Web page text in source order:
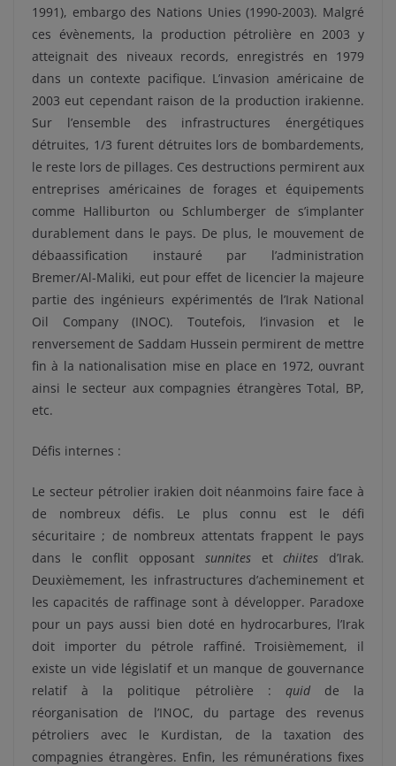
1991), embargo des Nations Unies (1990-2003). Malgré
ces évènements, la production pétrolière en 2003 y
atteignait des niveaux records, enregistrés en 1979
dans un contexte pacifique. L’invasion américaine de
2003 eut cependant raison de la production irakienne.
Sur l’ensemble des infrastructures énergétiques
détruites, 1/3 furent détruites lors de bombardements,
le reste lors de pillages. Ces destructions permirent aux
entreprises américaines de forages et équipements
comme Halliburton ou Schlumberger de s’implanter
durablement dans le pays. De plus, le mouvement de
débaassification instauré par l’administration
Bremer/Al-Maliki, eut pour effet de licencier la majeure
partie des ingénieurs expérimentés de l’Irak National
Oil Company (INOC). Toutefois, l’invasion et le
renversement de Saddam Hussein permirent de mettre
fin à la nationalisation mise en place en 1972, ouvrant
ainsi le secteur aux compagnies étrangères Total, BP,
etc.
Défis internes :
Le secteur pétrolier irakien doit néanmoins faire face à
de nombreux défis. Le plus connu est le défi
sécuritaire ; de nombreux attentats frappent le pays
dans le conflit opposant sunnitesetchiites d’Irak.
Deuxièmement, les infrastructures d’acheminement et
les capacités de raffinage sont à développer. Paradoxe
pour un pays aussi bien doté en hydrocarbures, l’Irak
doit importer du pétrole raffiné. Troisièmement, il
existe un vide législatif et un manque de gouvernance
relatif à la politique pétrolière : quid de la
réorganisation de l’INOC, du partage des revenus
pétroliers avec le Kurdistan, de la taxation des
compagnies étrangères. Enfin, les rémunérations fixes